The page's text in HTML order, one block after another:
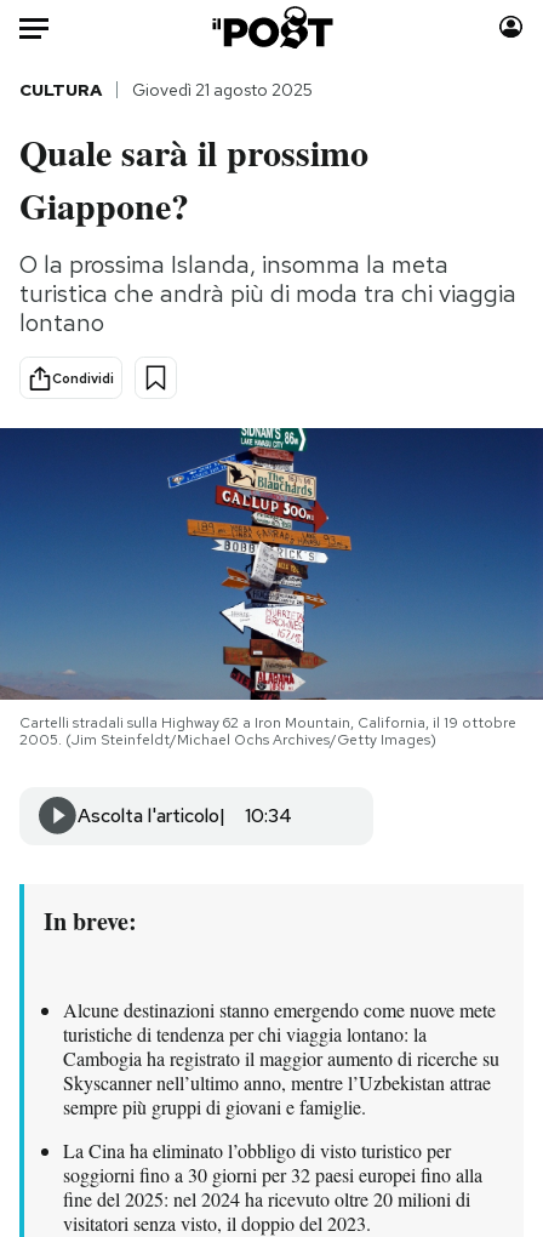
Auto
HOME
Italia
Politica
Tecnologia
Scienza
Consumismi
Storie/Idee
Mondiali calcio 2026
NEWSLETTER
I MIEI PREFERITI
SHOP
CALENDARIO
Area Personale
Newsletter
Notifiche mobile
Hai bisogno di aiuto?
Esci
CULTURA Giovedì 21 agosto 2025
Quale sarà il prossimo
Giappone?
O la prossima Islanda, insomma la meta
turistica che andrà più di moda tra chi viaggia
lontano
Condividi
Cartelli stradali sulla Highway 62 a Iron Mountain, California, il 19 ottobre
2005. (Jim Steinfeldt/Michael Ochs Archives/Getty Images)
Ascolta l'articolo 10:34
In breve:
Alcune destinazioni stanno emergendo come nuove mete
turistiche di tendenza per chi viaggia lontano: la
Cambogia ha registrato il maggior aumento di ricerche su
Skyscanner nell’ultimo anno, mentre l’Uzbekistan attrae
sempre più gruppi di giovani e famiglie.
La Cina ha eliminato l’obbligo di visto turistico per
soggiorni fino a 30 giorni per 32 paesi europei fino alla
fine del 2025: nel 2024 ha ricevuto oltre 20 milioni di
visitatori senza visto, il doppio del 2023.